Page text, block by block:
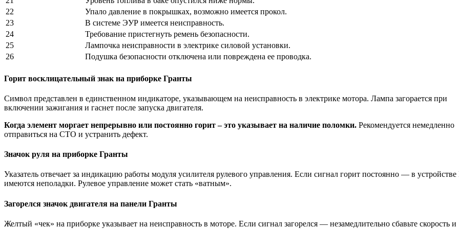
22
Упало давление в покрышках, возможно имеется прокол.
23
В системе ЭУР имеется неисправность.
24
Требование пристегнуть ремень безопасности.
25
Лампочка неисправности в электрике силовой установки.
26
Подушка безопасности отключена или повреждена ее проводка.
Горит восклицательный знак на приборке Гранты
Символ представлен в единственном индикаторе, указывающем на неисправность в электрике мотора. Лампа загорается при
включении зажигания и гаснет после запуска двигателя.
Когда элемент моргает непрерывно или постоянно горит – это указывает на наличие поломки. Рекомендуется немедленно
отправиться на СТО и устранить дефект.
Значок руля на приборке Гранты
Указатель отвечает за индикацию работы модуля усилителя рулевого управления. Если сигнал горит постоянно — в
имеются неполадки. Рулевое управление может стать «ватным».
Загорелся значок двигателя на панели Гранты
Желтый «чек» на приборке указывает на неисправность в моторе. Если сигнал загорелся — незамедлительно сбавьте скорость и